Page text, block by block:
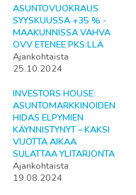
ASUNTOVUOKRAUS
SYYSKUUSSA +35 % -
MAAKUNNISSA VAHVA
OVV ETENEE PKS:LLÄ
Ajankohtaista
25.10.2024
INVESTORS HOUSE:
ASUNTOMARKKINOIDEN
HIDAS ELPYMIEN
KÄYNNISTYNYT – KAKSI
VUOTTA AIKAA
SULATTAA YLITARJONTA
Ajankohtaista
19.08.2024